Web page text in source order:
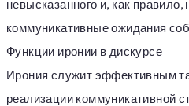
невысказанного и, как
коммуникативные ожидания
Функции иронии в дискурсе
Ирония служит эффективным
реализации коммуникативной